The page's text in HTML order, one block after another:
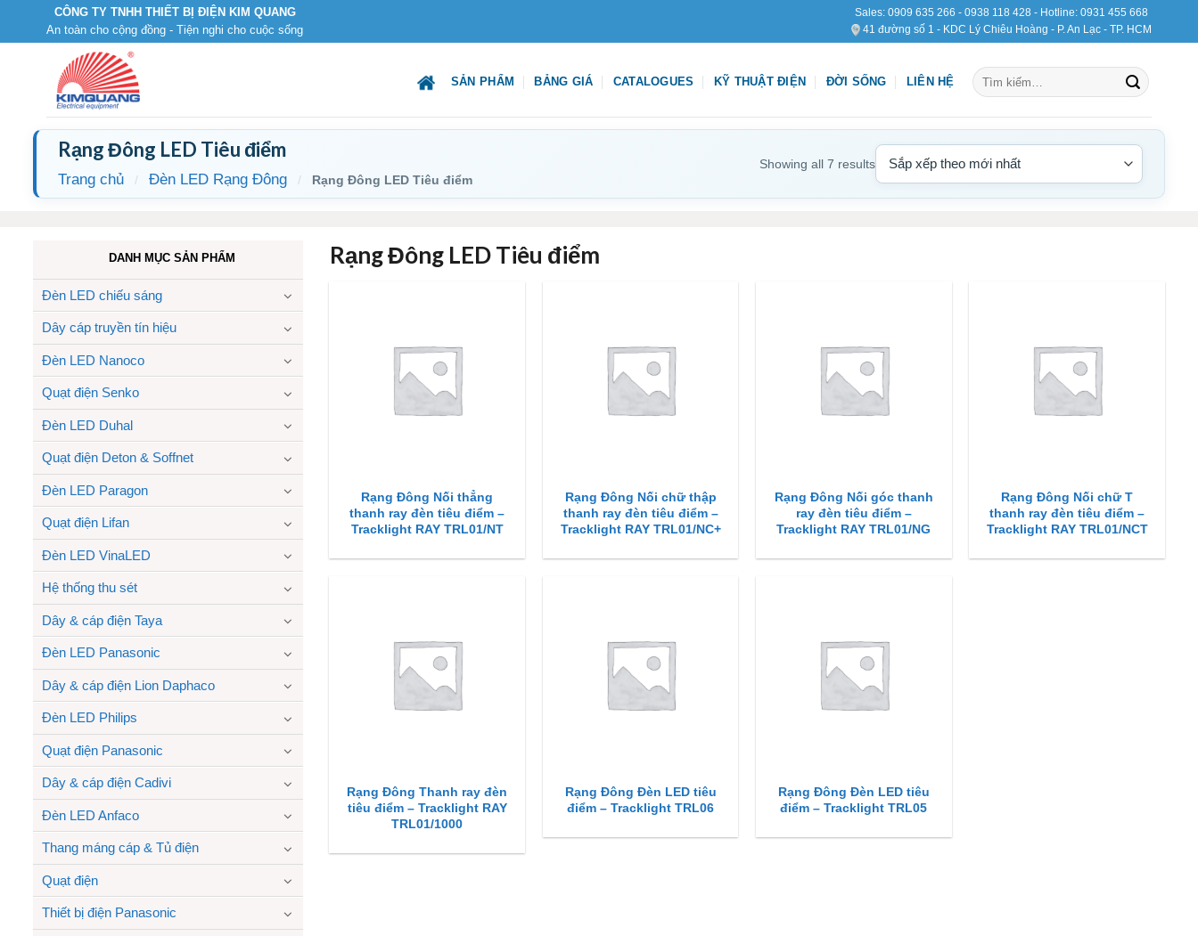
CÔNG TY TNHH THIẾT BỊ ĐIỆN KIM QUANG
An toàn cho cộng đồng - Tiện nghi cho cuộc sống
Sales: 0909 635 266 - 0938 118 428 - Hotline: 0931 455 668
41 đường số 1 - KDC Lý Chiêu Hoàng - P. An Lạc - TP. HCM
SẢN PHẨM BẢNG GIÁ CATALOGUES KỸ THUẬT ĐIỆN ĐỜI SỐNG LIÊN HỆ
Tìm
kiếm:
Rạng Đông LED Tiêu điểm
Trang chủ / Đèn LED Rạng Đông / Rạng Đông LED Tiêu điểm
Showing all 7 results
DANH MỤC SẢN PHẨM
Đèn LED chiếu sáng
Dây cáp truyền tín hiệu
Đèn LED Nanoco
Quạt điện Senko
Đèn LED Duhal
Quạt điện Deton & Soffnet
Đèn LED Paragon
Quạt điện Lifan
Đèn LED VinaLED
Hệ thống thu sét
Dây & cáp điện Taya
Đèn LED Panasonic
Dây & cáp điện Lion Daphaco
Đèn LED Philips
Quạt điện Panasonic
Dây & cáp điện Cadivi
Đèn LED Anfaco
Thang máng cáp & Tủ điện
Quạt điện
Thiết bị điện Panasonic
Rạng Đông LED Tiêu điểm
Rạng Đông Nối thẳng
thanh ray đèn tiêu điểm –
Tracklight RAY TRL01/NT
Rạng Đông Nối chữ thập
thanh ray đèn tiêu điểm –
Tracklight RAY TRL01/NC+
Rạng Đông Nối góc thanh
ray đèn tiêu điểm –
Tracklight RAY TRL01/NG
Rạng Đông Nối chữ T
thanh ray đèn tiêu điểm –
Tracklight RAY TRL01/NCT
Rạng Đông Thanh ray đèn
tiêu điểm – Tracklight RAY
TRL01/1000
Rạng Đông Đèn LED tiêu
điểm – Tracklight TRL06
Rạng Đông Đèn LED tiêu
điểm – Tracklight TRL05